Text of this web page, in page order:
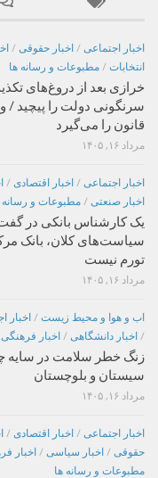
اخبار اجتماعی / اخبار حقوقی /
انتخابات / مطبوعات و رسانه ها
خرازی بعد از دروغ‌های
سرنگونی دولت را پیچید /
قانون را می‌گیرد
مرداد ۱۶, ۱۴۰۵
اخبار اجتماعی / اخبار اقتصادی /
اخبار صنعتی / مطبوعات و رسانه
یک کارشناس بانکی در گفت
سیاست‌های کلان، بانک
تورم نیست
مرداد ۱۶, ۱۴۰۵
اب و هوا و محیط زیست / اخبار
/ اخبار دانشگاهی / اخبار فرهنگی
زنگ خطر سلامت در سایه
سیستان و بلوچستان
مرداد ۱۶, ۱۴۰۵
اخبار اجتماعی / اخبار اقتصادی /
حقوقی / اخبار سیاسی / اخبار
مطبوعات و رسانه ها